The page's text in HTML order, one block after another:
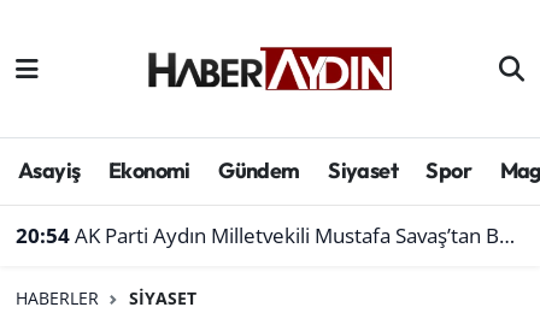
Asayiş Ekonomi Gündem Siyaset Spor
20:54AK Parti Aydın Milletvekili Mustafa Savaş’tan Bakan Yumaklı’ya ziyaret
HABERLER SIYASET
Afyonkarahisar
Çevre
Aydın Hava Durumu
Süper Lig Puan Durumu ve Fikstür